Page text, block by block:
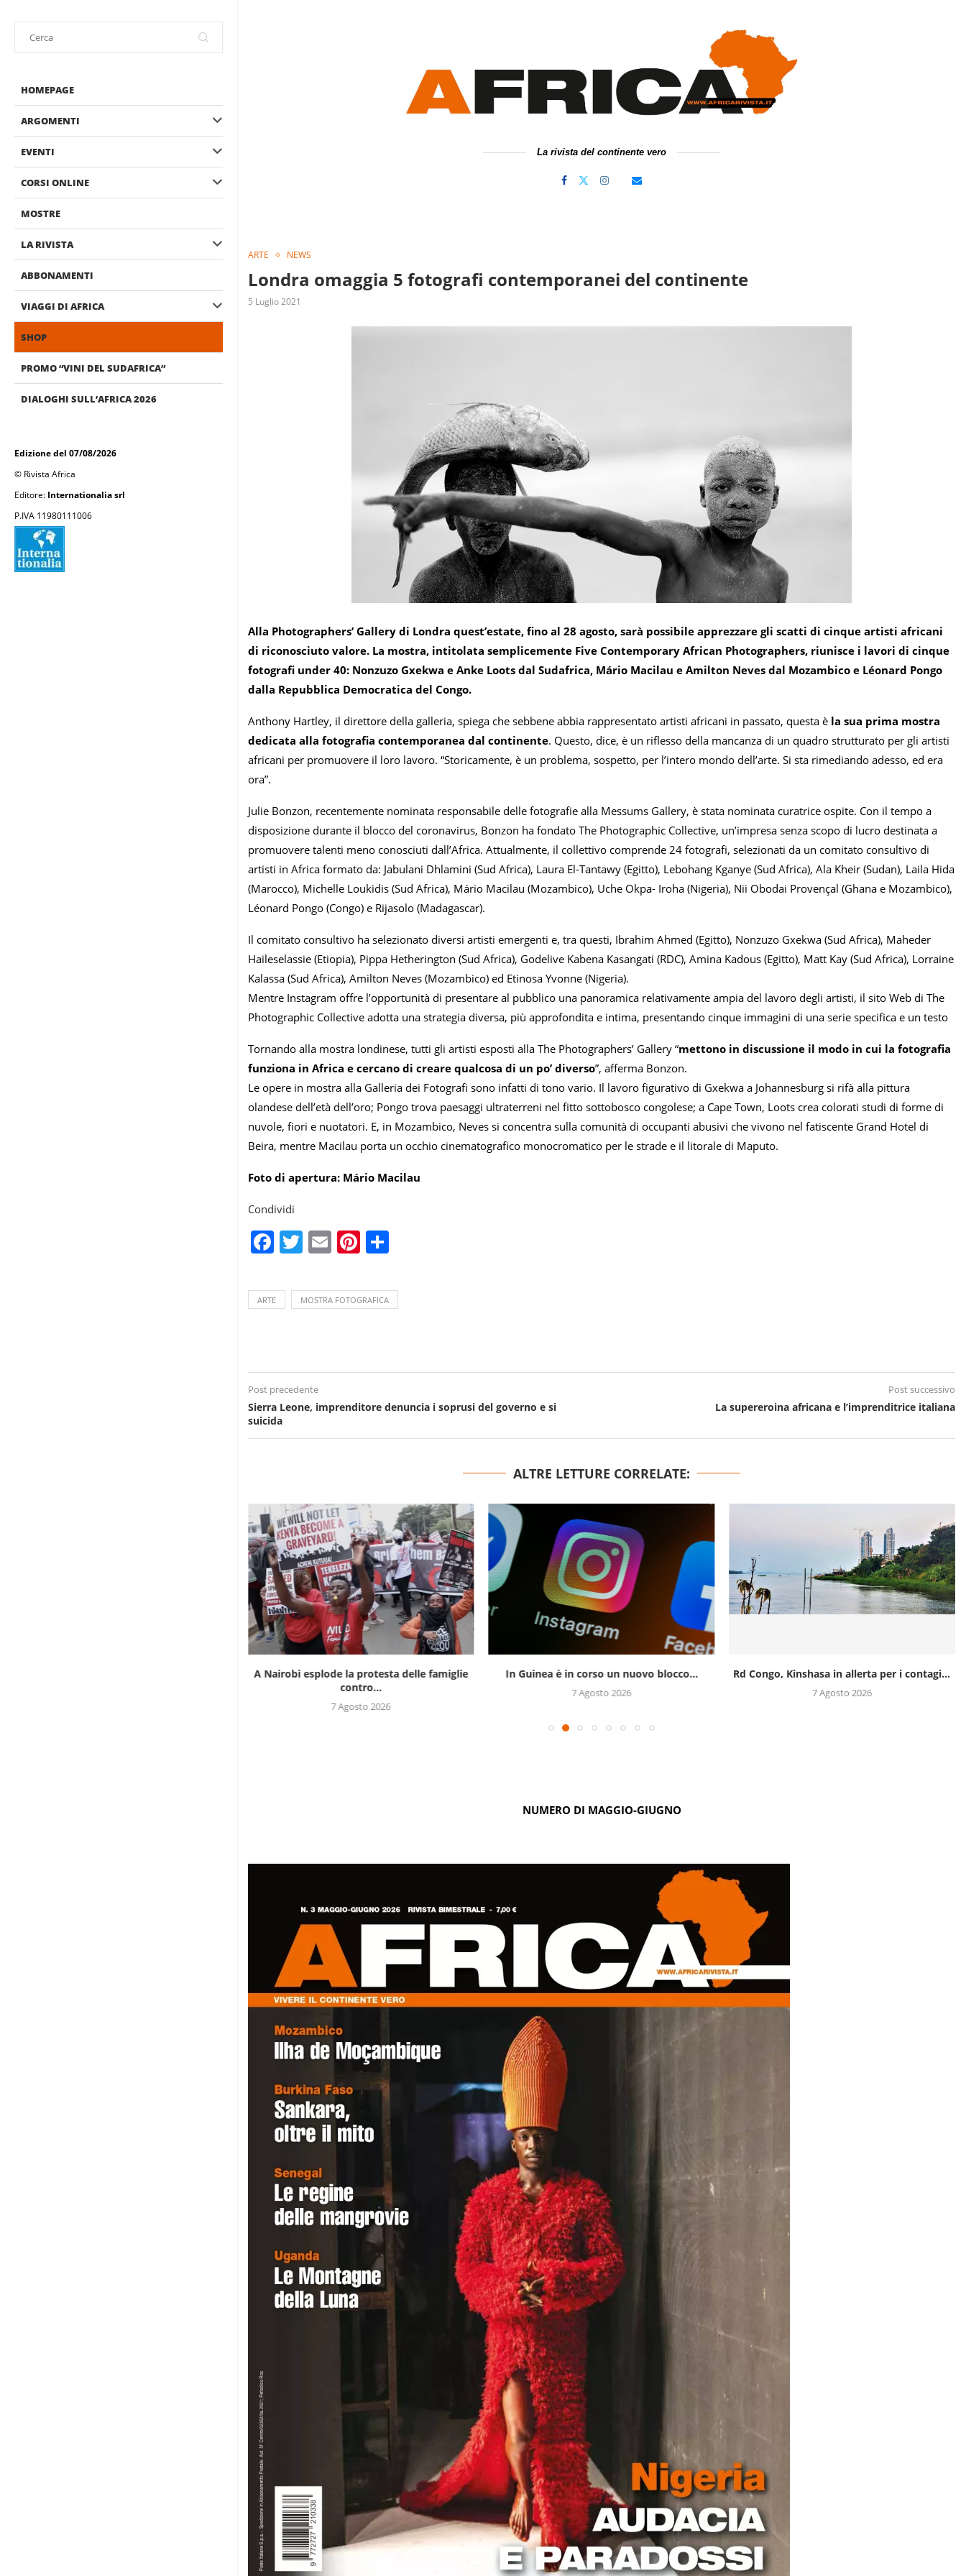
HOMEPAGE
ARGOMENTI
EVENTI
CORSI ONLINE
MOSTRE
LA RIVISTA
ABBONAMENTI
VIAGGI DI AFRICA
SHOP
PROMO “VINI DEL SUDAFRICA”
DIALOGHI SULL’AFRICA 2026
Edizione del 07/08/2026
© Rivista Africa
Editore: Internationalia srl
P.IVA 11980111006
La rivista del continente vero
ARTE NEWS
Londra omaggia 5 fotografi contemporanei del continente
5 Luglio 2021
Alla Photographers’ Gallery di Londra quest’estate, fino al 28 agosto, sarà possibile apprezzare gli scatti di cinque artisti africani
di riconosciuto valore. La mostra, intitolata semplicemente Five Contemporary African Photographers, riunisce i lavori di cinque
fotografi under 40: Nonzuzo Gxekwa e Anke Loots dal Sudafrica, Mário Macilau e Amilton Neves dal Mozambico e Léonard Pongo
dalla Repubblica Democratica del Congo.
Anthony Hartley, il direttore della galleria, spiega che sebbene abbia rappresentato artisti africani in passato, questa è la sua prima mostra
dedicata alla fotografia contemporanea dal continente. Questo, dice, è un riflesso della mancanza di un quadro strutturato per gli artisti
africani per promuovere il loro lavoro. “Storicamente, è un problema, sospetto, per l’intero mondo dell’arte. Si sta rimediando adesso, ed era
ora”.
Julie Bonzon, recentemente nominata responsabile delle fotografie alla Messums Gallery, è stata nominata curatrice ospite. Con il tempo a
disposizione durante il blocco del coronavirus, Bonzon ha fondato The Photographic Collective, un’impresa senza scopo di lucro destinata a
promuovere talenti meno conosciuti dall’Africa. Attualmente, il collettivo comprende 24 fotografi, selezionati da un comitato consultivo di
artisti in Africa formato da: Jabulani Dhlamini (Sud Africa), Laura El-Tantawy (Egitto), Lebohang Kganye (Sud Africa), Ala Kheir (Sudan), Laila Hida
(Marocco), Michelle Loukidis (Sud Africa), Mário Macilau (Mozambico), Uche Okpa- Iroha (Nigeria), Nii Obodai Provençal (Ghana e Mozambico),
Léonard Pongo (Congo) e Rijasolo (Madagascar).
Il comitato consultivo ha selezionato diversi artisti emergenti e, tra questi, Ibrahim Ahmed (Egitto), Nonzuzo Gxekwa (Sud Africa), Maheder
Haileselassie (Etiopia), Pippa Hetherington (Sud Africa), Godelive Kabena Kasangati (RDC), Amina Kadous (Egitto), Matt Kay (Sud Africa), Lorraine
Kalassa (Sud Africa), Amilton Neves (Mozambico) ed Etinosa Yvonne (Nigeria).
Mentre Instagram offre l’opportunità di presentare al pubblico una panoramica relativamente ampia del lavoro degli artisti, il sito Web di The
Photographic Collective adotta una strategia diversa, più approfondita e intima, presentando cinque immagini di una serie specifica e un testo
Tornando alla mostra londinese, tutti gli artisti esposti alla The Photographers’ Gallery “mettono in discussione il modo in cui la fotografia
funziona in Africa e cercano di creare qualcosa di un po’ diverso”, afferma Bonzon.
Le opere in mostra alla Galleria dei Fotografi sono infatti di tono vario. Il lavoro figurativo di Gxekwa a Johannesburg si rifà alla pittura
olandese dell’età dell’oro; Pongo trova paesaggi ultraterreni nel fitto sottobosco congolese; a Cape Town, Loots crea colorati studi di forme di
nuvole, fiori e nuotatori. E, in Mozambico, Neves si concentra sulla comunità di occupanti abusivi che vivono nel fatiscente Grand Hotel di
Beira, mentre Macilau porta un occhio cinematografico monocromatico per le strade e il litorale di Maputo.
Foto di apertura: Mário Macilau
Condividi
Facebook
Twitter
EmailPinterest
ARTE MOSTRA FOTOGRAFICA
Post precedente
Sierra Leone, imprenditore denuncia i soprusi del governo e si
suicida
Post successivo
La supereroina africana e l’imprenditrice italiana
ALTRE LETTURE CORRELATE:
A Nairobi esplode la protesta delle famiglie
contro...
7 Agosto 2026
In Guinea è in corso un nuovo blocco...
7 Agosto 2026
Rd Congo, Kinshasa in allerta per i contagi...
7 Agosto 2026
NUMERO DI MAGGIO-GIUGNO